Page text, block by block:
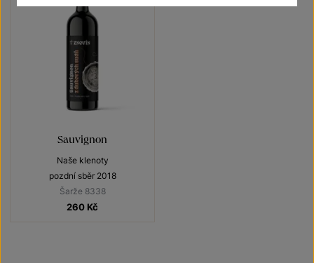
Sauvignon
Naše klenoty
pozdní sběr 2018
Šarže 8338
260 Kč